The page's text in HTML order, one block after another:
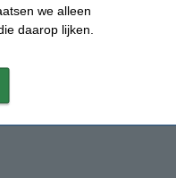
we alleen
daarop lijken.